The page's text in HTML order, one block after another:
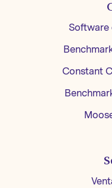
Software
Constant